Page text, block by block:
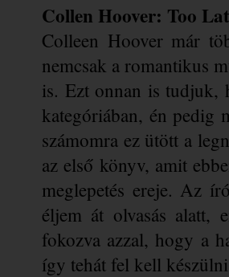
Collen Hoover: Too
Colleen Hoover már
nemcsak a romantikus
is. Ezt onnan is tudjuk,
kategóriában, én pedig
számomra ez ütött a
az első könyv, amit
meglepetés ereje. Az
éljem át olvasás alatt,
fokozva azzal, hogy a
így tehát fel kell